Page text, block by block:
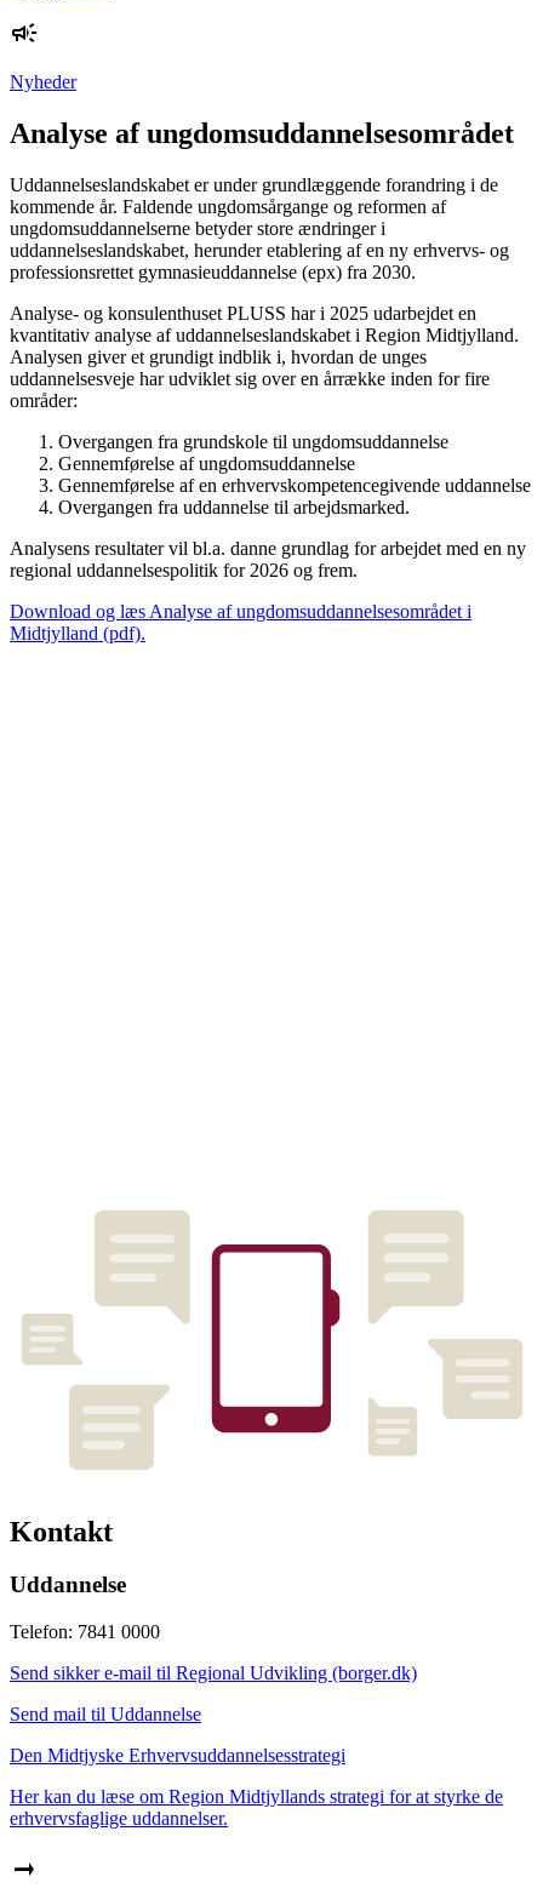
Nyheder
Analyse af ungdomsuddannelsesområdet
Uddannelseslandskabet er under grundlæggende forandring i de
kommende år. Faldende ungdomsårgange og reformen af
ungdomsuddannelserne betyder store ændringer i
uddannelseslandskabet, herunder etablering af en ny erhvervs- og
professionsrettet gymnasieuddannelse (epx) fra 2030.
Analyse- og konsulenthuset PLUSS har i 2025 udarbejdet en
kvantitativ analyse af uddannelseslandskabet i Region Midtjylland.
Analysen giver et grundigt indblik i, hvordan de unges
uddannelsesveje har udviklet sig over en årrække inden for fire
områder:
Overgangen fra grundskole til ungdomsuddannelse
Gennemførelse af ungdomsuddannelse
Gennemførelse af en erhvervskompetencegivende uddannelse
Overgangen fra uddannelse til arbejdsmarked.
Analysens resultater vil bl.a. danne grundlag for arbejdet med en ny
regional uddannelsespolitik for 2026 og frem.
Download og læs Analyse af ungdomsuddannelsesområdet i
Midtjylland (pdf).
Kontakt
Uddannelse
Telefon: 7841 0000
Send sikker e-mail til Regional Udvikling (borger.dk)
Send mail til Uddannelse
Den Midtjyske Erhvervsuddannelsesstrategi
Her kan du læse om Region Midtjyllands strategi for at styrke de
erhvervsfaglige uddannelser.